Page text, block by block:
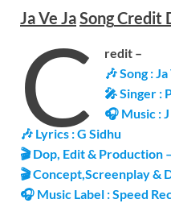
Ja Ve JaSongCredit
C
redit –
🎶 Song :
🎤 Singer :
🎧 Music :
🎶 Lyrics : G Sidhu
🎬 Dop, Edit & Production
🎬 Concept,Screenplay &
🎧 Music Label : Speed